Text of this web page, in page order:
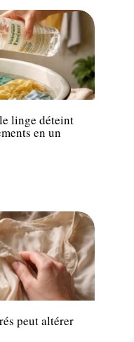
linge déteint
en un
peut altérer